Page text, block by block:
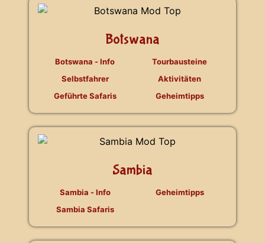
Botswana
Botswana - Info
Selbstfahrer
Geführte Safaris
Tourbausteine
Aktivitäten
Geheimtipps
Sambia
Sambia - Info
Sambia Safaris
Geheimtipps